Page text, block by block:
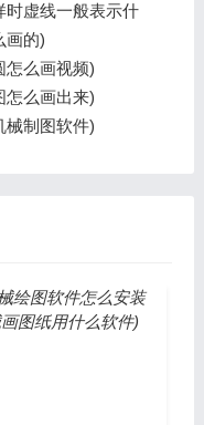
时虚线一般表示什
画的)
怎么画视频)
怎么画出来)
械制图软件)